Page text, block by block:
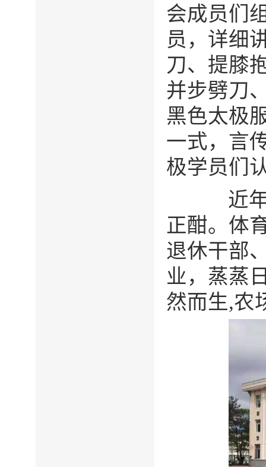
会成员们
员，详细
刀、提膝
并步劈刀
黑色太极
一式，言
极学员们
近
正酣。体
退休干部
业，蒸蒸
然而生,农